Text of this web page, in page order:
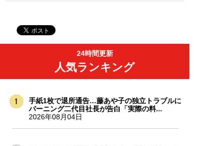
24時間更新
人気ランキング
手紙1枚で退所通告…藤あや子の独立トラブルに
バーニング二代目社長が告白「実際の料...
2026年08月04日